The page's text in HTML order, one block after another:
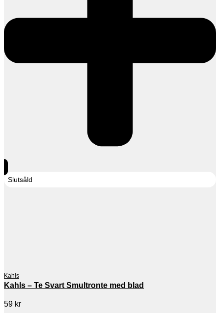
Slutsåld
Kahls
Kahls – Te Svart Smultronte med blad
59 kr